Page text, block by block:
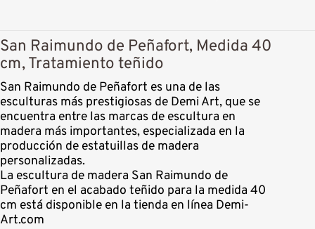
San Raimundo de Peñafort, Medida 40
cm, Tratamiento teñido
San Raimundo de Peñafort es una de las
esculturas más prestigiosas de Demi Art, que se
encuentra entre las marcas de escultura en
madera más importantes, especializada en la
producción de estatuillas de madera
personalizadas.
La escultura de madera San Raimundo de
Peñafort en el acabado teñido para la medida 40
cm está disponible en la tienda en línea Demi-
Art.com